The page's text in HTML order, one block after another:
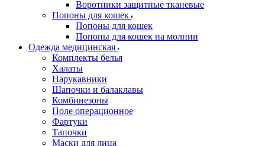
Воротники защитные тканевые
Попоны для кошек
Попоны для кошек
Попоны для кошек на молнии
Одежда медицинская
Комплекты белья
Халаты
Нарукавники
Шапочки и балаклавы
Комбинезоны
Поле операционное
Фартуки
Тапочки
Маски для лица